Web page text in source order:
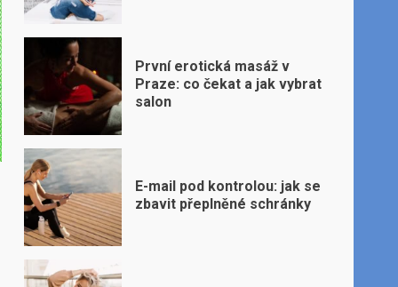
První erotická masáž v
Praze: co čekat a jak vybrat
salon
E-mail pod kontrolou: jak se
zbavit přeplněné schránky